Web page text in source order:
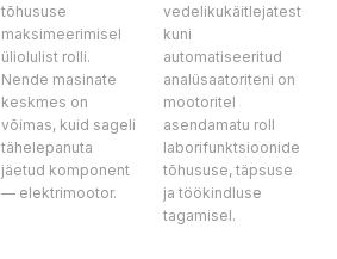
tõhususe
maksimeerimisel
üliolulist rolli.
Nende masinate
keskmes on
võimas, kuid sageli
tähelepanuta
jäetud komponent
— elektrimootor.
vedelikukäitlejatest
kuni
automatiseeritud
analüsaatoriteni on
mootoritel
asendamatu roll
laborifunktsioonide
tõhususe, täpsuse
ja töökindluse
tagamisel.